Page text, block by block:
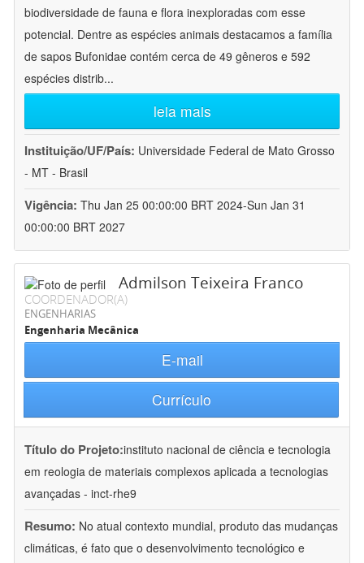
biodiversidade de fauna e flora inexploradas com esse
potencial. Dentre as espécies animais destacamos a família
de sapos Bufonidae contém cerca de 49 gêneros e 592
espécies distrib...
leia mais
Instituição/UF/País: Universidade Federal de Mato Grosso
- MT - Brasil
Vigência: Thu Jan 25 00:00:00 BRT 2024-Sun Jan 31
00:00:00 BRT 2027
Admilson Teixeira Franco
COORDENADOR(A)
ENGENHARIAS
Engenharia Mecânica
E-mail
Currículo
Título do Projeto:instituto nacional de ciência e tecnologia
em reologia de materiais complexos aplicada a tecnologias
avançadas - inct-rhe9
Resumo: No atual contexto mundial, produto das mudanças
climáticas, é fato que o desenvolvimento tecnológico e